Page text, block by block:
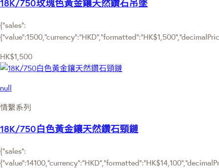
18K/750玫瑰色黃金鑲天然鑽石吊墜
{"sales":
HK$1,500
null
情繫系列
18K/750白色黃金鑲天然鑽石頸鏈
{"sales":